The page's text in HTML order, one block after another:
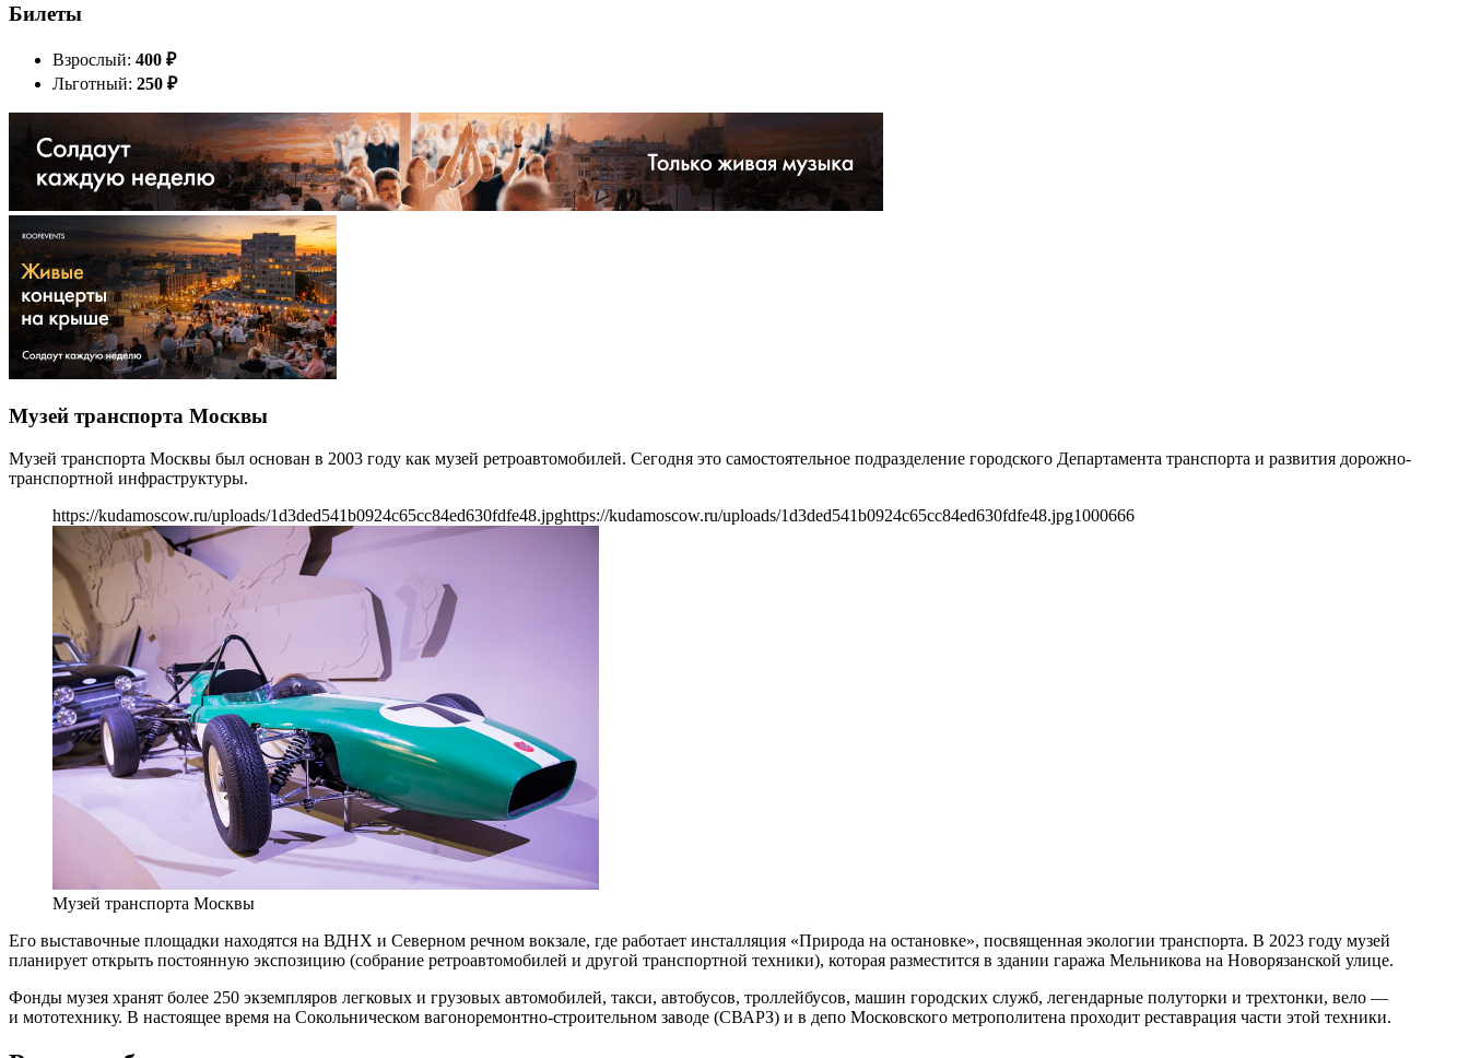
Билеты
Взрослый: 400 ₽
Льготный: 250 ₽
Музей транспорта Москвы
Музей транспорта Москвы был основан в 2003 году как музей ретроавтомобилей. Сегодня это самостоятельное подразделение городского Департамента транспорта и развития дорожно-
транспортной инфраструктуры.
https://kudamoscow.ru/uploads/1d3ded541b0924c65cc84ed630fdfe48.jpghttps://kudamoscow.ru/uploads/1d3ded541b0924c65cc84ed630fdfe48.jpg1000666
Музей транспорта Москвы
Его выставочные площадки находятся на ВДНХ и Северном речном вокзале, где работает инсталляция «Природа на остановке», посвященная экологии транспорта. В 2023 году музей
планирует открыть постоянную экспозицию (собрание ретроавтомобилей и другой транспортной техники), которая разместится в здании гаража Мельникова на Новорязанской улице.
Фонды музея хранят более 250 экземпляров легковых и грузовых автомобилей, такси, автобусов, троллейбусов, машин городских служб, легендарные полуторки и трехтонки, вело —
и мототехнику. В настоящее время на Сокольническом вагоноремонтно-строительном заводе (СВАРЗ) и в депо Московского метрополитена проходит реставрация части этой техники.